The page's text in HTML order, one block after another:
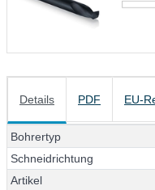
Details PDF EU-
Bohrertyp
Schneidrichtung
Artikel